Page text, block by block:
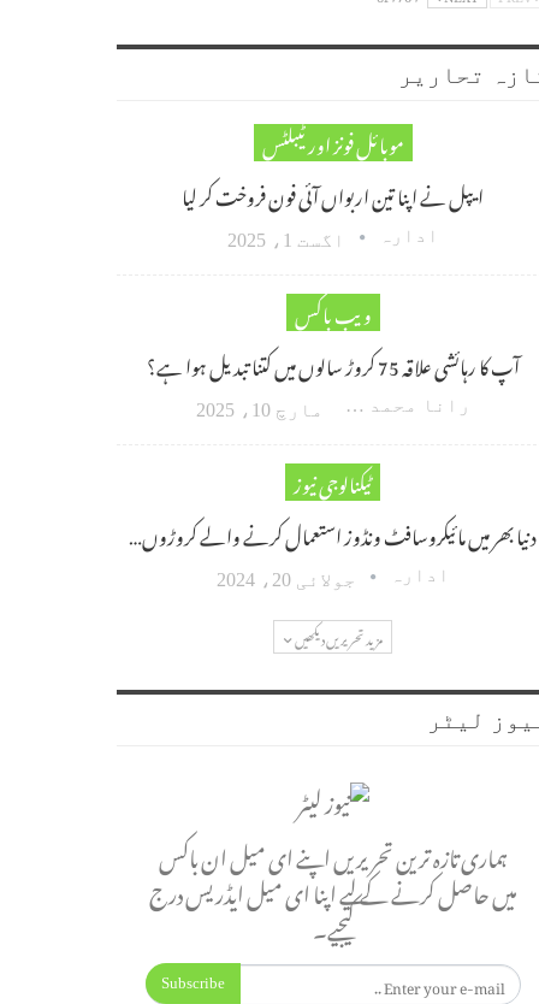
تحاریر
موبائل فونز اور ٹیبلٹس
ایپل نے اپنا تین اربواں آئی فون فروخت کر لیا
ادارہ اگست 1، 2025
ویب باکس
آپ کا رہائشی علاقہ 75 کروڑ سالوں میں کتنا تبدیل ہوا ہے؟
رانا محمد امین اکبر مارچ 10، 2025
ٹیکنالوجی نیوز
دنیا بھر میں مائیکروسافٹ ونڈوز استعمال کرنے والے کروڑوں…
ادارہ جولائی 20، 2024
مزید تحریریں دیکھیں
لیٹر
ہماری تازہ ترین تحریریں اپنے ای میل ان باکس
میں حاصل کرنے کے لیے اپنا ای میل ایڈریس درج
کیجیے۔
Subscribe